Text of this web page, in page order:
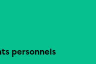
personnels